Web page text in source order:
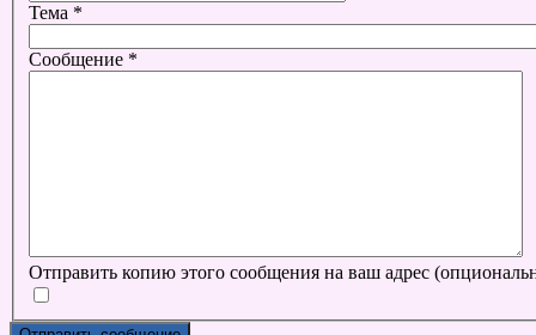
Тема *
Сообщение *
Отправить копию этого сообщения на ваш адрес